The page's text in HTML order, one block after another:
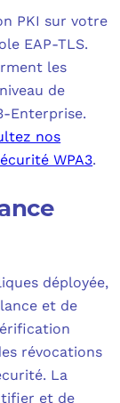
PKI sur votre
EAP-TLS.
les
de
Enterprise.
nos
WPA3.
déployée,
et de
révocations
La
et de